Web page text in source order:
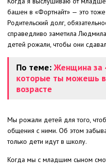
башен в «Фортнайт» — это тоже
Родительский долг,
справедливо заметила
детей рожали, чтобы они
По теме:Женщина за
которые ты можешь
возрасте
Мы рожали детей для того,
общения с ними. Об этом
только дети идут в школу.
Когда мы с младшим сыном